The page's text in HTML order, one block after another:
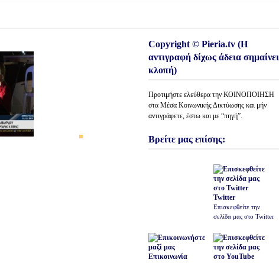
Copyright © Pieria.tv (Η
αντιγραφή δίχως άδεια σημαίνει
κλοπή)
Προτιμήστε ελεύθερα την ΚΟΙΝΟΠΟΙΗΣΗ
στα Μέσα Κοινωνικής Δικτύωσης και μήν
αντιγράφετε, έστω και με “πηγή”.
Βρείτε μας επίσης:
Twitter
Επισκεφθείτε την
σελίδα μας στο Twitter
Επικοινωνία